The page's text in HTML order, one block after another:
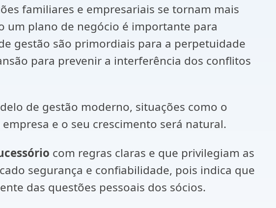
familiares e empresariais se tornam mais
um plano de negócio é importante para
gestão são primordiais para a perpetuidade
para prevenir a interferência dos conflitos
de gestão moderno, situações como o
e o seu crescimento será natural.
com regras claras e que privilegiam as
segurança e confiabilidade, pois indica que
das questões pessoais dos sócios.